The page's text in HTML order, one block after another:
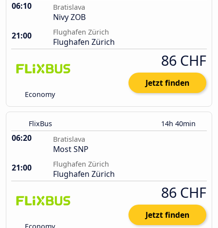
06:10 Bratislava
Nivy ZOB
21:00
Flughafen Zürich
Flughafen Zürich
Economy
86 CHF
Jetzt finden
FlixBus 14h 40min
06:20 Bratislava
Most SNP
21:00
Flughafen Zürich
Flughafen Zürich
86 CHF
Jetzt finden